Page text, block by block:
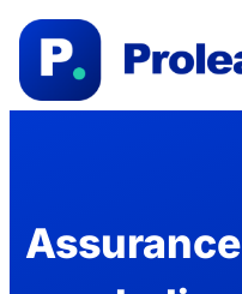
Assurance